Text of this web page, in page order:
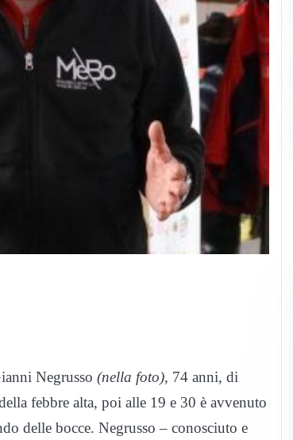
Negrusso (nella foto), 74 anni, di
febbre alta, poi alle 19 e 30 è avvenuto
delle bocce. Negrusso – conosciuto e